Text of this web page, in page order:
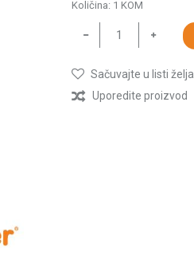
Količina: 1 KOM
Sačuvajte u listi želja
Uporedite proizvod